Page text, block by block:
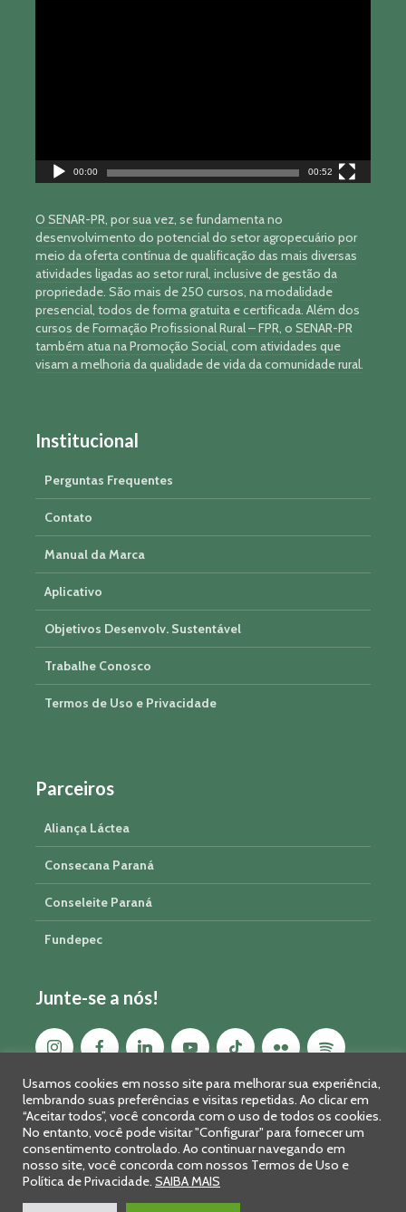
00:00 00:52
O SENAR-PR, por sua vez, se fundamenta no
desenvolvimento do potencial do setor agropecuário por
meio da oferta contínua de qualificação das mais diversas
atividades ligadas ao setor rural, inclusive de gestão da
propriedade. São mais de 250 cursos, na modalidade
presencial, todos de forma gratuita e certificada. Além dos
cursos de Formação Profissional Rural – FPR, o SENAR-PR
também atua na Promoção Social, com atividades que
visam a melhoria da qualidade de vida da comunidade rural.
Institucional
Perguntas Frequentes
Contato
Manual da Marca
Aplicativo
Objetivos Desenvolv. Sustentável
Trabalhe Conosco
Termos de Uso e Privacidade
Parceiros
Aliança Láctea
Consecana Paraná
Conseleite Paraná
Fundepec
Junte-se a nós!
Sistema FAEP/SENAR-PR © 2026 · R. Marechal Deodoro, 450, 14º
Usamos cookies em nosso site para melhorar sua experiência,
lembrando suas preferências e visitas repetidas. Ao clicar em
“Aceitar todos”, você concorda com o uso de todos os cookies.
No entanto, você pode visitar "Configurar" para fornecer um
consentimento controlado. Ao continuar navegando em
nosso site, você concorda com nossos Termos de Uso e
Política de Privacidade. SAIBA MAIS